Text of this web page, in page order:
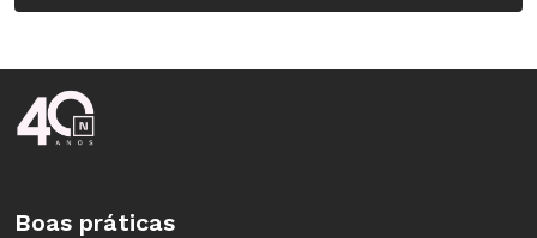
Rodapé da Nova Escola
Boas práticas